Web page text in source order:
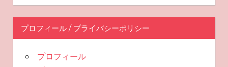
プロフィール / プライバシーポリシー
プロフィール